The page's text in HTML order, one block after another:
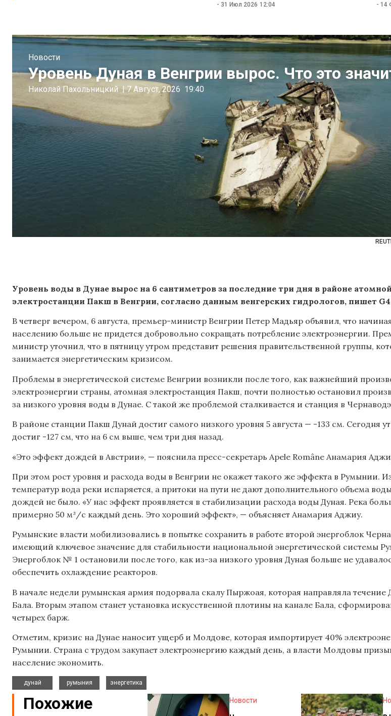
- 31 Июл 2026 12:04
- 14
Новости
Уровень Дуная в Венгрии вырос. Что это
Николай Пахольницкий | 7 Август, 2026 19:40
Уровень воды в Дунае вырос на 6 сантиметров за последние три дня в районе атомной
электростанции Пакш в Венгрии, согласно данным венгерских гидрологов, пишет
В четверг вечером, 6 августа, премьер-министр Венгрии Петер Мадьяр объявил, что
населению больше не придется добровольно сокращать потребление электроэнергии.
министр уточнил, что в пятницу утром представит решения правительственной группы,
занимается энергетическим кризисом.
Проблемы в энергетической системе Венгрии возникли после того, как важнейший
электроэнергии страны, атомная электростанция Пакш, почти полностью остановил
за низкого уровня воды в Дунае. С такой же проблемой сталкивается и станция в
В районе станции Пакш Дунай достиг самого низкого уровня 5 августа — -133 см. Сегодня
достиг -127 см, что на 6 см выше, чем три дня назад.
«Это эффект дождей в Австрии», — пояснила пресс-секретарь Apele Române Анамария
При этом рост уровня и расхода воды в Венгрии не окажет такого же эффекта в Румынии.
температур вода реки испаряется, а притоки на пути не дают дополнительного объема
дождей не было. «У нас эффект проявляется в стабилизации расхода воды Дуная. Река
примерно 50 м³/с каждый день. Это хороший эффект», — объясняет Анамария Аджиу.
Румынские власти мобилизовались в попытке сохранить в работе второй энергоблок
имеющий ключевое значение для стабильности национальной энергетической системы
Энергоблок № 1 остановили после того, как из-за низкого уровня Дуная больше не
обеспечить охлаждение реакторов.
В начале недели румынская армия подорвала скалу Пыржоая, которая направляла течение
Бала. Вторым этапом станет установка искусственной плотины на канале Бала,
четырех барж.
Отметим, кризис на Дунае наносит ущерб и Молдове, которая импортирует 40%
Румынии. Страна с трудом закупает электроэнергию каждый день, а власти Молдовы
население экономить.
дунай
румыния
энергетика
Похожие
Новости